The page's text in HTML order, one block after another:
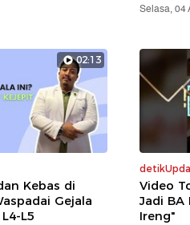
Selasa, 04
02:13
Kebas di
Gejala
L5
Video
Jadi BA
Ireng"